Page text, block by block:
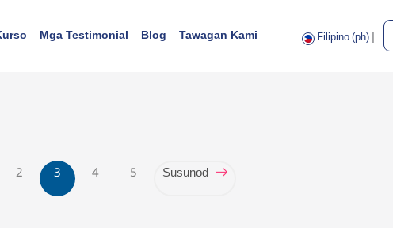
Mga Testimonial Blog Tawagan Kami Filipino ‎(ph)‎|
2 3(current)
4 5 Susunod